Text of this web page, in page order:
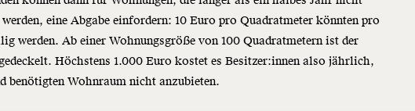
eine Abgabe einfordern: 10 Euro pro Quadratmeter könnten pro
werden. Ab einer Wohnungsgröße von 100 Quadratmetern ist der
Höchstens 1.000 Euro kostet es Besitzer:innen also jährlich,
benötigten Wohnraum nicht anzubieten.